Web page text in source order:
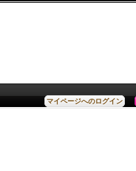
マイページへのログイン